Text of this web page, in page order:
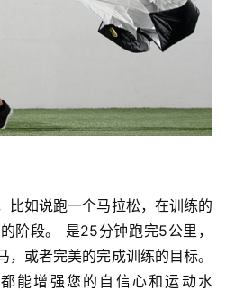
比如说跑一个马拉松，在训练的
阶段。 是25分钟跑完5公里，
或者完美的完成训练的目标。
能增强您的自信心和运动水